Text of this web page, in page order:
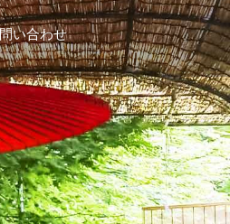
い合わせ